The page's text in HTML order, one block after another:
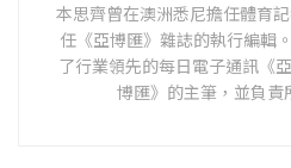
本思齊曾在澳洲悉尼擔任體育
任《亞博匯》雜誌的執行編輯
了行業領先的每日電子通訊《
博匯》的主筆，並負責